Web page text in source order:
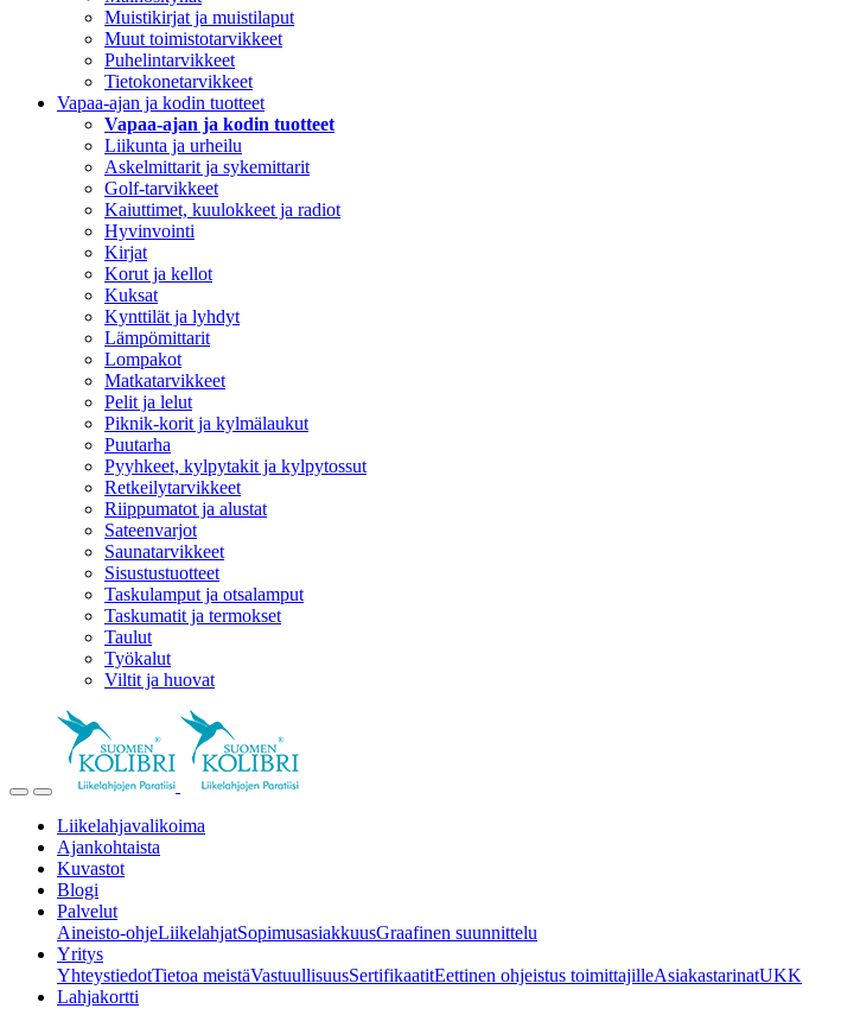
Muistikirjat ja muistilaput
Muut toimistotarvikkeet
Puhelintarvikkeet
Tietokonetarvikkeet
Vapaa-ajan ja kodin tuotteet
Vapaa-ajan ja kodin tuotteet
Liikunta ja urheilu
Askelmittarit ja sykemittarit
Golf-tarvikkeet
Kaiuttimet, kuulokkeet ja radiot
Hyvinvointi
Kirjat
Korut ja kellot
Kuksat
Kynttilät ja lyhdyt
Lämpömittarit
Lompakot
Matkatarvikkeet
Pelit ja lelut
Piknik-korit ja kylmälaukut
Puutarha
Pyyhkeet, kylpytakit ja kylpytossut
Retkeilytarvikkeet
Riippumatot ja alustat
Sateenvarjot
Saunatarvikkeet
Sisustustuotteet
Taskulamput ja otsalamput
Taskumatit ja termokset
Taulut
Työkalut
Viltit ja huovat
Liikelahjavalikoima
Ajankohtaista
Kuvastot
Blogi
Palvelut
Aineisto-ohjeLiikelahjatSopimusasiakkuusGraafinen suunnittelu
Yritys
YhteystiedotTietoa meistäVastuullisuusSertifikaatitEettinen ohjeistus toimittajilleAsiakastarinatUKK
Lahjakortti